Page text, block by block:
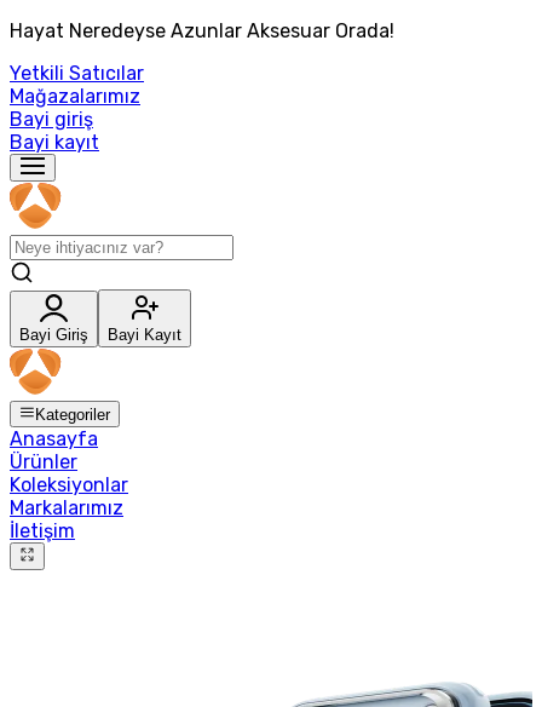
Hayat Neredeyse Azunlar Aksesuar Orada!
Yetkili Satıcılar
Mağazalarımız
Bayi giriş
Bayi kayıt
Bayi Giriş Bayi Kayıt
Kategoriler
Anasayfa
Ürünler
Koleksiyonlar
Markalarımız
İletişim